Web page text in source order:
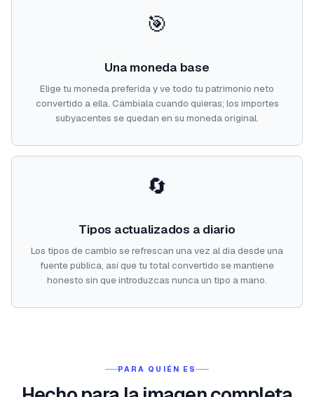
🎯
Una moneda base
Elige tu moneda preferida y ve todo tu patrimonio neto
convertido a ella. Cámbiala cuando quieras; los importes
subyacentes se quedan en su moneda original.
🔄
Tipos actualizados a diario
Los tipos de cambio se refrescan una vez al día desde una
fuente pública, así que tu total convertido se mantiene
honesto sin que introduzcas nunca un tipo a mano.
PARA QUIÉN ES